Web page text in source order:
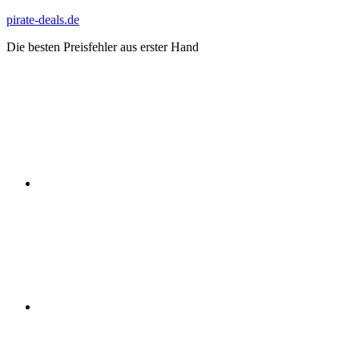
Zum
springen
pirate-deals.de
Die besten Preisfehler aus erster Hand